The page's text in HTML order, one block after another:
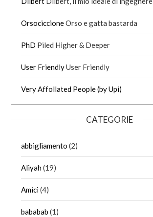
OrsociccioneOrso e gatta bastarda
PhD Piled Higher & Deeper
User FriendlyUser Friendly
Very Affollated People (by Upi)
CATEGORIE
abbigliamento (2)
Aliyah(19)
Amici(4)
bababab (1)